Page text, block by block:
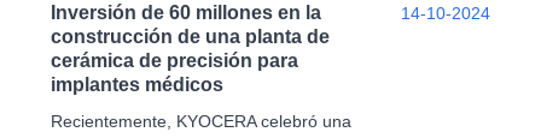
Inversión de 60 millones en la
construcción de una planta de
cerámica de precisión para
implantes médicos
Recientemente, KYOCERA celebró una
14-10-2024